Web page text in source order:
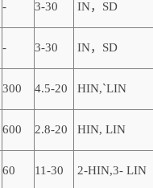
- 3-30 IN，SD
- 3-30 IN，SD
300 4.5-20 HIN,`LIN
600 2.8-20 HIN, LIN
60 11-30 2-HIN,3- LIN